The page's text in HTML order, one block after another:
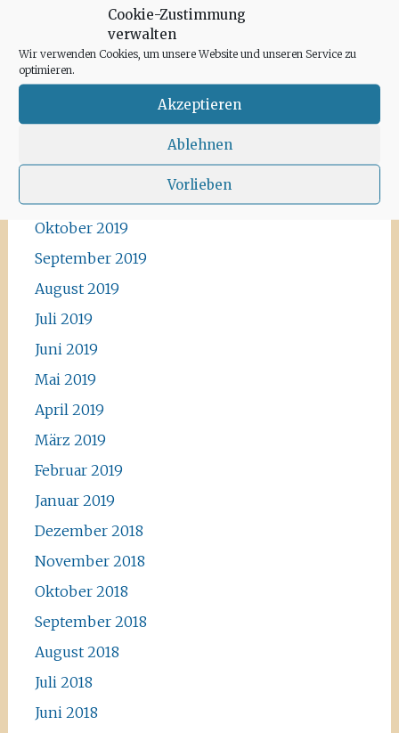
Cookie-Zustimmung
verwalten
Wir verwenden Cookies, um unsere Website und unseren Service zu
optimieren.
Akzeptieren
Ablehnen
Vorlieben
April 2020
März 2020
Dezember 2019
Oktober 2019
September 2019
August 2019
Juli 2019
Juni 2019
Mai 2019
April 2019
März 2019
Februar 2019
Januar 2019
Dezember 2018
November 2018
Oktober 2018
September 2018
August 2018
Juli 2018
Juni 2018